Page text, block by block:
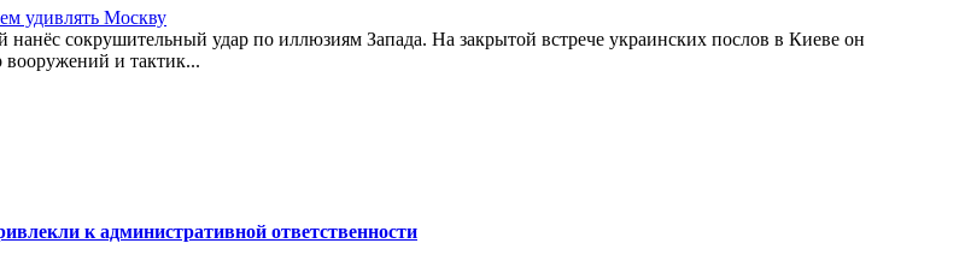
удивлять Москву
сокрушительный удар по иллюзиям Запада. На закрытой встрече украинских послов в Киеве он
вооружений и тактик...
к административной ответственности